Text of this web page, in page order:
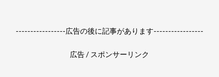
-----------------広告の後に記事があります-----------------
広告 / スポンサーリンク